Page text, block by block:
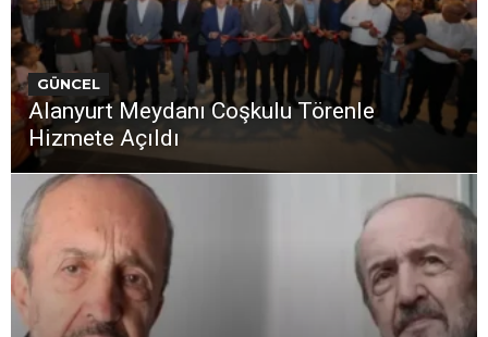
GÜNCEL
Alanyurt Meydanı Coşkulu Törenle
Hizmete Açıldı